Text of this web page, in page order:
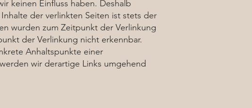
keinen Einfluss haben. Deshalb
der verlinkten Seiten ist stets der
wurden zum Zeitpunkt der Verlinkung
der Verlinkung nicht erkennbar.
Anhaltspunkte einer
wir derartige Links umgehend